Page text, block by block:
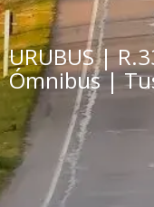
URUBUS |
Ómnibus |